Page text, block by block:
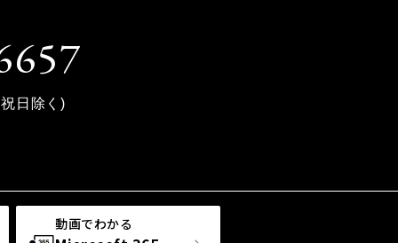
日除く)
動画でわかる